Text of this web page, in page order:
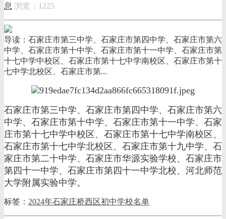
息 浏览：1225
导读：石家庄市第三中学、石家庄市第四中学、石家庄市第六
中学、石家庄市第十中学、石家庄市第十一中学、石家庄市第
十七中学中校区、石家庄市第十七中学南校区、石家庄市第十
七中学北校区、石家庄市第...
石家庄市第三中学、石家庄市第四中学、石家庄市第六
中学、石家庄市第十中学、石家庄市第十一中学、石家
庄市第十七中学中校区、石家庄市第十七中学南校区、
石家庄市第十七中学北校区、石家庄市第十九中学、石
家庄市第二十中学、石家庄市华源实验学校、石家庄市
第四十一中学、石家庄市第四十一中学北校、河北师范
大学附属实验中学。
标签： 2024年石家庄桥西区初中学校名单